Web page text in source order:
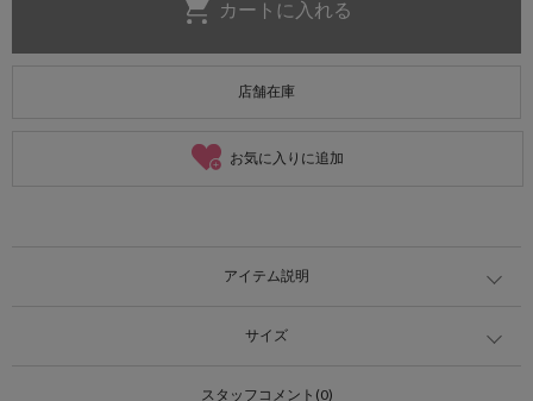
店舗在庫
お気に入りに追加
アイテム説明
サイズ
スタッフコメント(0)